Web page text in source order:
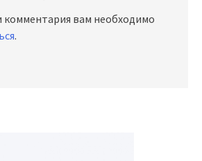
комментария вам необходимо
.